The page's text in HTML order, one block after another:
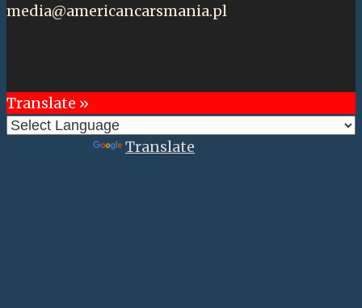
media@americancarsmania.pl
Translate »
Translate